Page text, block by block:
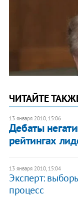
ЧИТАЙТЕ
13 января 2010, 15:06
Дебаты
рейтингах
13 января 2010, 15:04
Эксперт:
процесс